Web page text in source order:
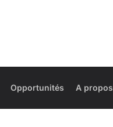
Opportunités A propos